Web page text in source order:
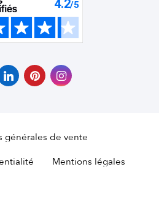
générales de vente
Mentions légales